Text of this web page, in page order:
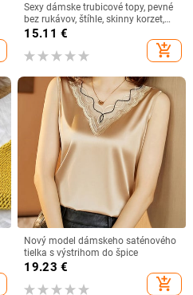
Sexy dámske trubicové topy, pevné
bez rukávov, štíhle, skinny korzet,
skrátený top 2023, letné ležérne
ramienok
15.11 €
add_shopping_cart
Nový model dámskeho saténového
tielka s výstrihom do špice
19.23 €
add_shopping_cart